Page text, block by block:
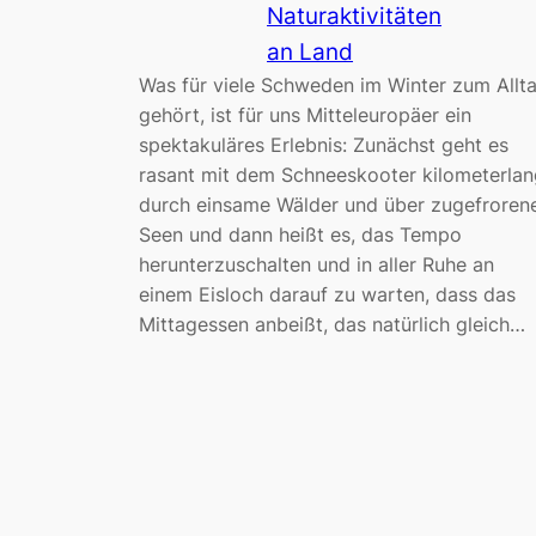
Naturaktivitäten
an Land
Was für viele Schweden im Winter zum
gehört, ist für uns Mitteleuropäer ein
spektakuläres Erlebnis: Zunächst geht es
rasant mit dem Schneeskooter
durch einsame Wälder und über
Seen und dann heißt es, das Tempo
herunterzuschalten und in aller Ruhe an
einem Eisloch darauf zu warten, dass das
Mittagessen anbeißt, das natürlich gleich…